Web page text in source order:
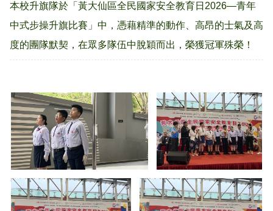
本校升旗隊於「黃大仙區全民國家安全教育日2026—青年
中式步操升旗比賽」中，憑藉精準的動作、高昂的士氣及高
度的團隊默契，在眾多隊伍中脫穎而出，榮獲冠軍殊榮！